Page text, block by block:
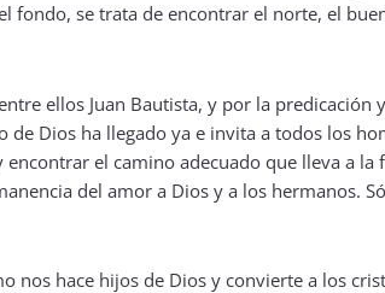
fondo, se trata de encontrar el norte, el
ellos Juan Bautista, y por la predicación
Dios ha llegado ya e invita a todos los
el camino adecuado que lleva a
del amor a Dios y a los hermanos.
nos hace hijos de Dios y convierte a los